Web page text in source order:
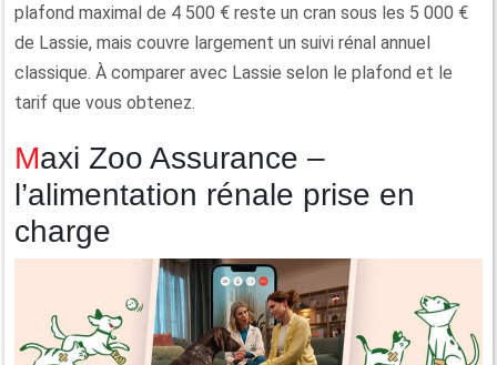
plafond maximal de 4 500 € reste un cran sous les 5 000 €
de Lassie, mais couvre largement un suivi rénal annuel
classique. À comparer avec Lassie selon le plafond et le
tarif que vous obtenez.
Maxi Zoo Assurance –
l’alimentation rénale prise en
charge